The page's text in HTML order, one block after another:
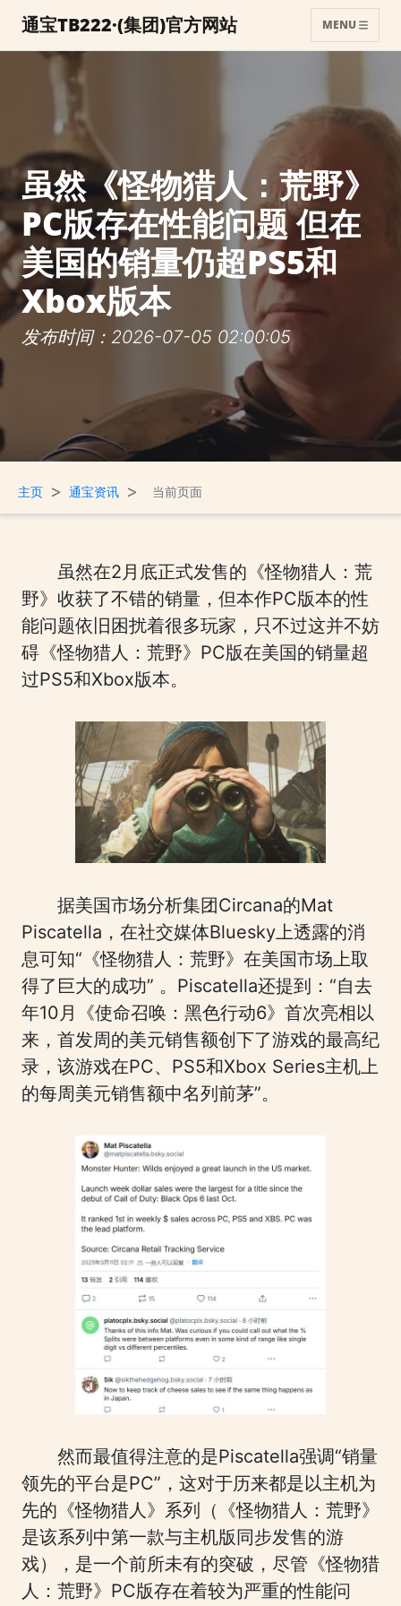
通宝TB222·(集团)官方网站 MENU
虽然《怪物猎人：荒野》
PC版存在性能问题 但在
美国的销量仍超PS5和
Xbox版本
发布时间：2026-07-05 02:00:05
主页 > 通宝资讯 > 当前页面
虽然在2月底正式发售的《怪物猎人：荒
野》收获了不错的销量，但本作PC版本的性
能问题依旧困扰着很多玩家，只不过这并不妨
碍《怪物猎人：荒野》PC版在美国的销量超
过PS5和Xbox版本。
据美国市场分析集团Circana的Mat
Piscatella，在社交媒体Bluesky上透露的消
息可知“《怪物猎人：荒野》在美国市场上取
得了巨大的成功” 。Piscatella还提到：“自去
年10月《使命召唤：黑色行动6》首次亮相以
来，首发周的美元销售额创下了游戏的最高纪
录，该游戏在PC、PS5和Xbox Series主机上
的每周美元销售额中名列前茅”。
然而最值得注意的是Piscatella强调“销量
领先的平台是PC”，这对于历来都是以主机为
先的《怪物猎人》系列（《怪物猎人：荒野》
是该系列中第一款与主机版同步发售的游
戏），是一个前所未有的突破，尽管《怪物猎
人：荒野》PC版存在着较为严重的性能问